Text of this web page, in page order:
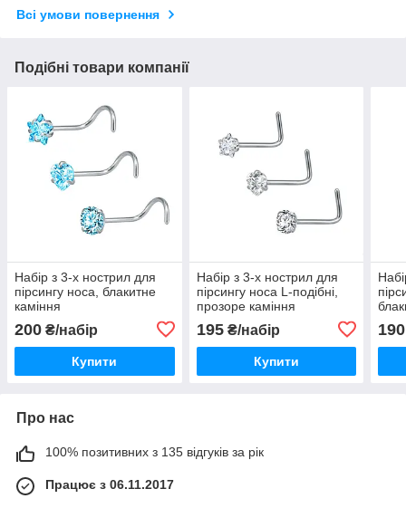
Всі умови повернення
Подібні товари компанії
Набір з 3-х нострил для
пірсингу носа, блакитне
каміння
200 ₴/набір
Купити
Набір з 3-х нострил для
пірсингу носа L-подібні,
прозоре каміння
195₴/набір
Купити
190
Про нас
100% позитивних з 135 відгуків за рік
Працює з 06.11.2017